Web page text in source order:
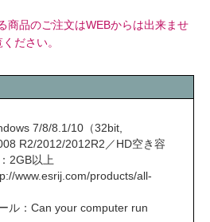
商品のご注文はWEBからは出来ませ
ださい。
7/8/8.1/10（32bit,
R2/2012/2012R2／HD空き容
2GB以上
www.esrij.com/products/all-
ル： Can your computer run